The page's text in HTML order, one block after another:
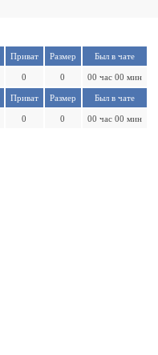
Приват Размер Был в чате
0 0 00 час 00 мин
Приват Размер Был в чате
0 0 00 час 00 мин